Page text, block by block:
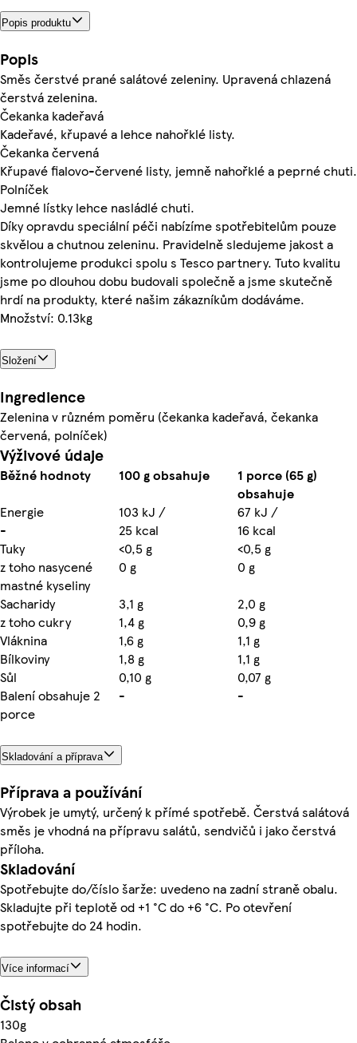
Popis produktu
Popis
Směs čerstvé prané salátové zeleniny. Upravená chlazená
čerstvá zelenina.
Čekanka kadeřavá
Kadeřavé, křupavé a lehce nahořklé listy.
Čekanka červená
Křupavé fialovo-červené listy, jemně nahořklé a peprné chuti.
Polníček
Jemné lístky lehce nasládlé chuti.
Díky opravdu speciální péči nabízíme spotřebitelům pouze
skvělou a chutnou zeleninu. Pravidelně sledujeme jakost a
kontrolujeme produkci spolu s Tesco partnery. Tuto kvalitu
jsme po dlouhou dobu budovali společně a jsme skutečně
hrdí na produkty, které našim zákazníkům dodáváme.
Množství: 0.13kg
Složení
Ingredience
Zelenina v různém poměru (čekanka kadeřavá, čekanka
červená, polníček)
Výživové údaje
Běžné hodnoty 100 g obsahuje
1 porce (65 g)
obsahuje
Energie
103 kJ /
67 kJ /
-
25 kcal
16 kcal
Tuky
<0,5 g
<0,5 g
z toho nasycené
mastné kyseliny
0 g
0 g
Sacharidy
3,1 g
2,0 g
z toho cukry
1,4 g
0,9 g
Vláknina
1,6 g
1,1 g
Bílkoviny
1,8 g
1,1 g
Sůl
0,10 g
0,07 g
Balení obsahuje 2
porce
- -
Skladování a příprava
Příprava a používání
Výrobek je umytý, určený k přímé spotřebě. Čerstvá salátová
směs je vhodná na přípravu salátů, sendvičů i jako čerstvá
příloha.
Skladování
Spotřebujte do/číslo šarže: uvedeno na zadní straně obalu.
Skladujte při teplotě od +1 °C do +6 °C. Po otevření
spotřebujte do 24 hodin.
Více informací
Čistý obsah
130g